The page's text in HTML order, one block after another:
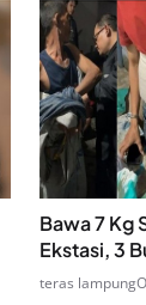
Bawa 7 Kg
Ekstasi, 3
teras lampung